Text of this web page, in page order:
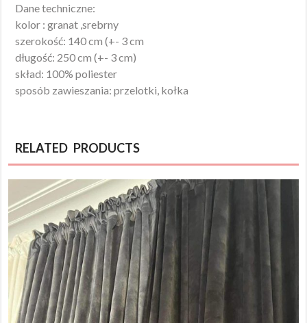
Dane techniczne:
kolor : granat ,srebrny
szerokość: 140 cm (+- 3 cm
długość: 250 cm (+- 3 cm)
skład: 100% poliester
sposób zawieszania: przelotki, kołka
RELATED PRODUCTS